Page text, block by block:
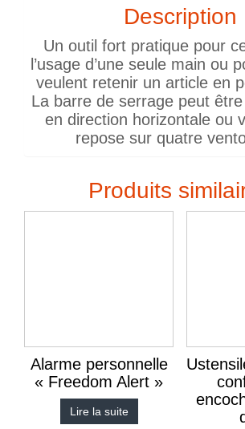
Description
Un outil fort pratique pour
l’usage d’une seule main ou
veulent retenir un article en
La barre de serrage peut
en direction horizontale ou
repose sur quatre
Produits
Alarme personnelle
« Freedom Alert »
Lire la suite